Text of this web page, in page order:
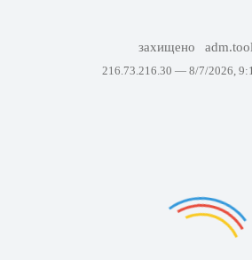
захищено
216.73.216.30 — 8/7/2026,